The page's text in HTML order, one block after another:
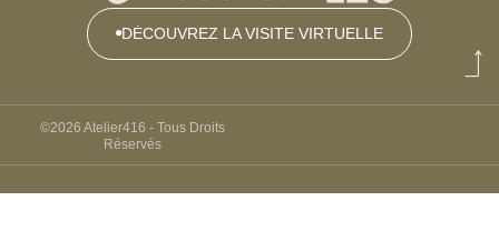
DÉCOUVREZ LA VISITE VIRTUELLE
LA VISITE
©2026 Atelier416 - Tous Droits
Réservés